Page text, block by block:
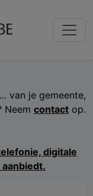
van je gemeente,
Neem contactop.